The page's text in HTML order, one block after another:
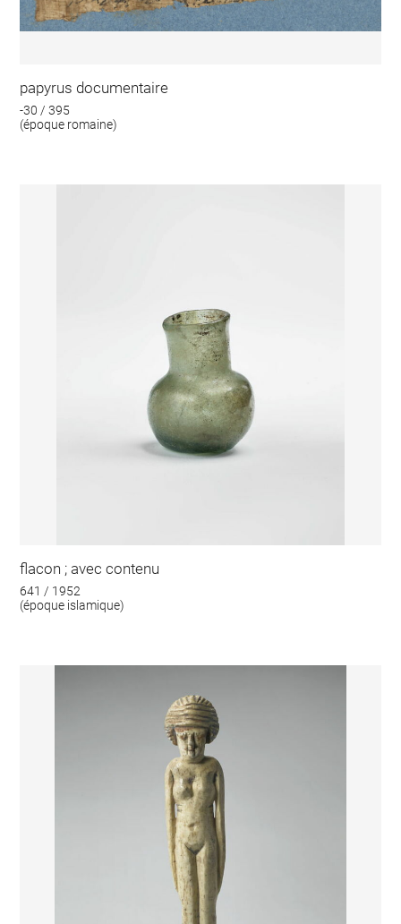
papyrus documentaire
-30 / 395
(époque romaine)
flacon ; avec contenu
641 / 1952
(époque islamique)